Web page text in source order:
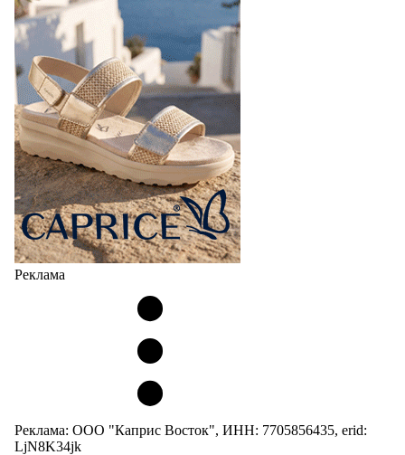
Реклама
Реклама: ООО "Каприс Восток", ИНН: 7705856435, erid:
LjN8K34jk